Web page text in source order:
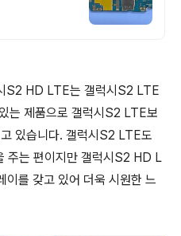
S2 HD LTE는 갤럭시S2 LTE
는 제품으로 갤럭시S2 LTE보
있습니다. 갤럭시S2 LTE도
주는 편이지만 갤럭시S2 HD L
를 갖고 있어 더욱 시원한 느